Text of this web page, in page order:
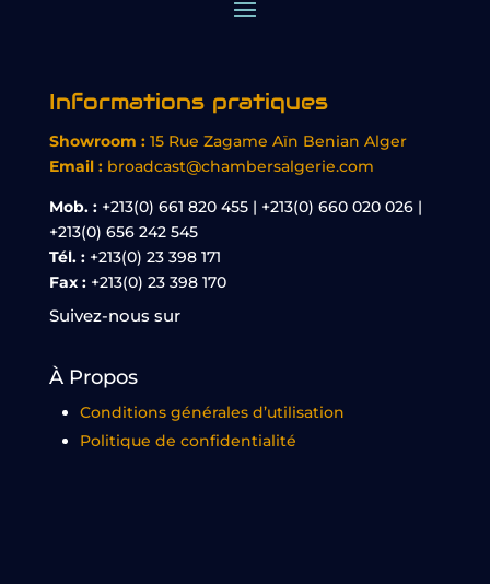
Informations pratiques
Showroom : 15 Rue Zagame Aïn Benian Alger
Email : broadcast@chambersalgerie.com
Mob. :+213(0) 661 820 455 | +213(0) 660 020 026 |
+213(0) 656 242 545
Tél. : +213(0) 23 398 171
Fax : +213(0) 23 398 170
Suivez-nous sur
À Propos
Conditions générales d’utilisation
Politique de confidentialité